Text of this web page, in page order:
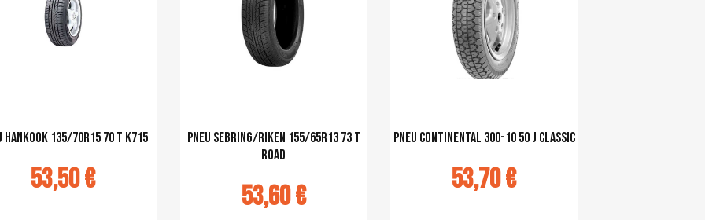
Hankook 135/70R15 70 T K715
53,50 €
pneu Sebring/Riken 155/65R13 73 T
Road
53,60 €
pneu Continental 300-10 50 J classic
53,70 €